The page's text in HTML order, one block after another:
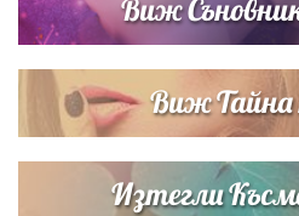
Виж
Виж Тайна
Изтегли